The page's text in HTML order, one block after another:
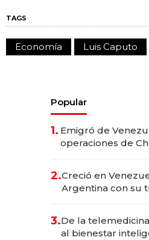
TAGS
Economía Luis Caputo
Popular
1. Emigró de
operaciones de
2.Creció en
Argentina con su
las marcas "fast
3.De la
al bienestar